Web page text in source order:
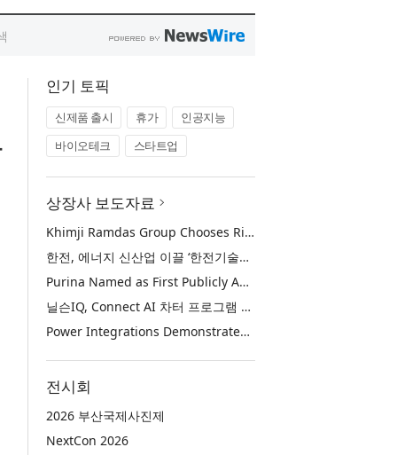
인기 토픽
신제품 출시 휴가
인공지능
바이오테크
스타트업
상장사 보도자료
Khimji Ramdas Group Chooses Rimini Street to Reduce SAP Support Costs, Protect 700+ Customizations and Reinvest Savings in Innovation
한전, 에너지 신산업 이끌 ‘한전기술지주’ 공식 출범
Purina Named as First Publicly Announced NIQ ConnectAI Charter Client
닐슨IQ, Connect AI 차터 프로그램 최초 고객사 ‘퓨리나’ 선정
Power Integrations Demonstrates World’s First 2200 V GaN Technology for Next-Era High-Voltage Power Systems
전시회
2026 부산국제사진제
NextCon 2026